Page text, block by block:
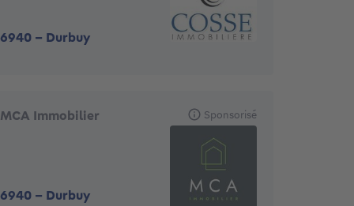
6940 - Durbuy
MCA Immobilier
6940 - Durbuy
Sponsorisé